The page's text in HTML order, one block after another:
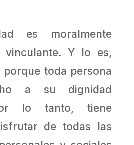
es moralmente
vinculante. Y lo es,
porque toda persona
a su dignidad
lo tanto, tiene
de todas las